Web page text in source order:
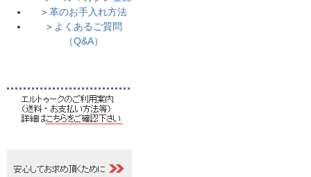
＞革のお手入れ方法
＞ よくあるご質問
（Q&A）